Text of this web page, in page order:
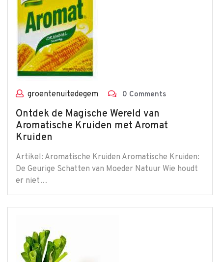
groentenuitedegem 0 Comments
Ontdek de Magische Wereld van
Aromatische Kruiden met Aromat
Kruiden
Artikel: Aromatische Kruiden Aromatische Kruiden:
De Geurige Schatten van Moeder Natuur Wie houdt
er niet…